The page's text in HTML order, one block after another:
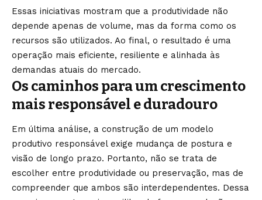
Essas iniciativas mostram que a produtividade não
depende apenas de volume, mas da forma como os
recursos são utilizados. Ao final, o resultado é uma
operação mais eficiente, resiliente e alinhada às
demandas atuais do mercado.
Os caminhos para um crescimento
mais responsável e duradouro
Em última análise, a construção de um modelo
produtivo responsável exige mudança de postura e
visão de longo prazo. Portanto, não se trata de
escolher entre produtividade ou preservação, mas de
compreender que ambos são interdependentes. Dessa